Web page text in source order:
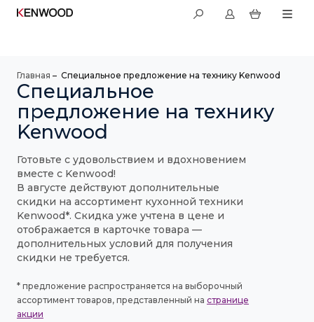
Главная – Специальное предложение на технику Kenwood
Специальное
предложение на технику
Kenwood
Готовьте с удовольствием и вдохновением
вместе с Kenwood!
В августе действуют дополнительные
скидки на ассортимент кухонной техники
Kenwood*. Скидка уже учтена в цене и
отображается в карточке товара —
дополнительных условий для получения
скидки не требуется.
* предложение распространяется на выборочный
ассортимент товаров, представленный на странице
акции